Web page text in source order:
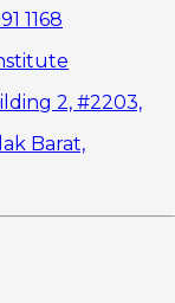
1168
2, #2203,
Barat,